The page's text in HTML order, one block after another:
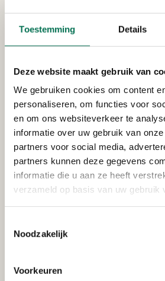
Toestemming Details
Deze website maakt gebruik van
We gebruiken cookies om content
personaliseren, om functies voor
en om ons websiteverkeer te
informatie over uw gebruik van
partners voor social media,
partners kunnen deze gegevens
informatie die u aan ze heeft
verzameld op basis van uw gebruik
Noodzakelijk
Voorkeuren
Bas Kooy Transport B.V.
Pieter Hoebeeweg 46, 3316 BT
Rijkswaterstaat
Dienst
Van Leeuwenhoekweg 20, 3316 AV
Verleend
Oudendijk 13-15, 3318 AG Dordrecht